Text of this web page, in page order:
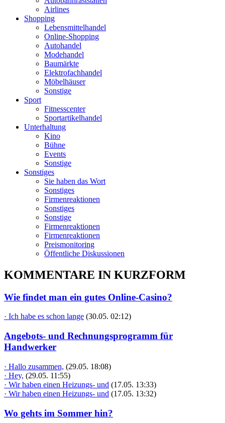
Airlines
Shopping
Lebensmittelhandel
Online-Shopping
Autohandel
Modehandel
Baumärkte
Elektrofachhandel
Möbelhäuser
Sonstige
Sport
Fitnesscenter
Sportartikelhandel
Unterhaltung
Kino
Bühne
Events
Sonstige
Sonstiges
Sie haben das Wort
Sonstiges
Firmenreaktionen
Sonstiges
Sonstige
Firmenreaktionen
Firmenreaktionen
Preismonitoring
Öffentliche Diskussionen
KOMMENTARE IN KURZFORM
Wie findet man ein gutes Online-Casino?
· Ich habe es schon lange (30.05. 02:12)
Angebots- und Rechnungsprogramm für
Handwerker
· Hallo zusammen, (29.05. 18:08)
· Hey, (29.05. 11:55)
· Wir haben einen Heizungs- und (17.05. 13:33)
· Wir haben einen Heizungs- und (17.05. 13:32)
Wo gehts im Sommer hin?